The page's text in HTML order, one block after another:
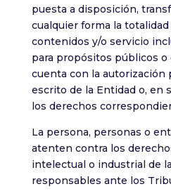
puesta a disposición,
cualquier forma la
contenidos y/o servicio
para propósitos públicos o
cuenta con la autorización
escrito de la Entidad o, en
los derechos
La persona, personas o
atenten contra los
intelectual o industrial de
responsables ante los